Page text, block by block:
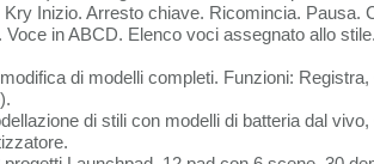
Inizio. Arresto chiave. Ricomincia.
in ABCD. Elenco voci assegnato allo
di modelli completi. Funzioni:
di stili con modelli di batteria dal